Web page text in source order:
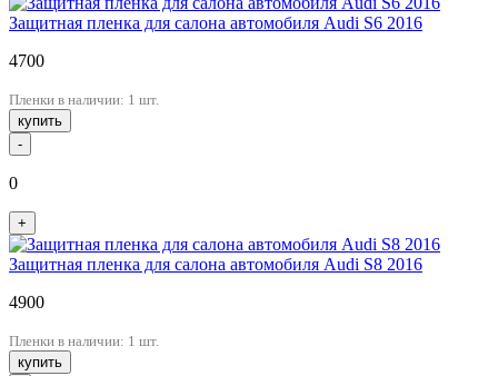
Защитная пленка для салона автомобиля Audi S6 2016
4700
Пленки в наличии: 1 шт.
купить
-
0
+
Защитная пленка для салона автомобиля Audi S8 2016
4900
Пленки в наличии: 1 шт.
купить